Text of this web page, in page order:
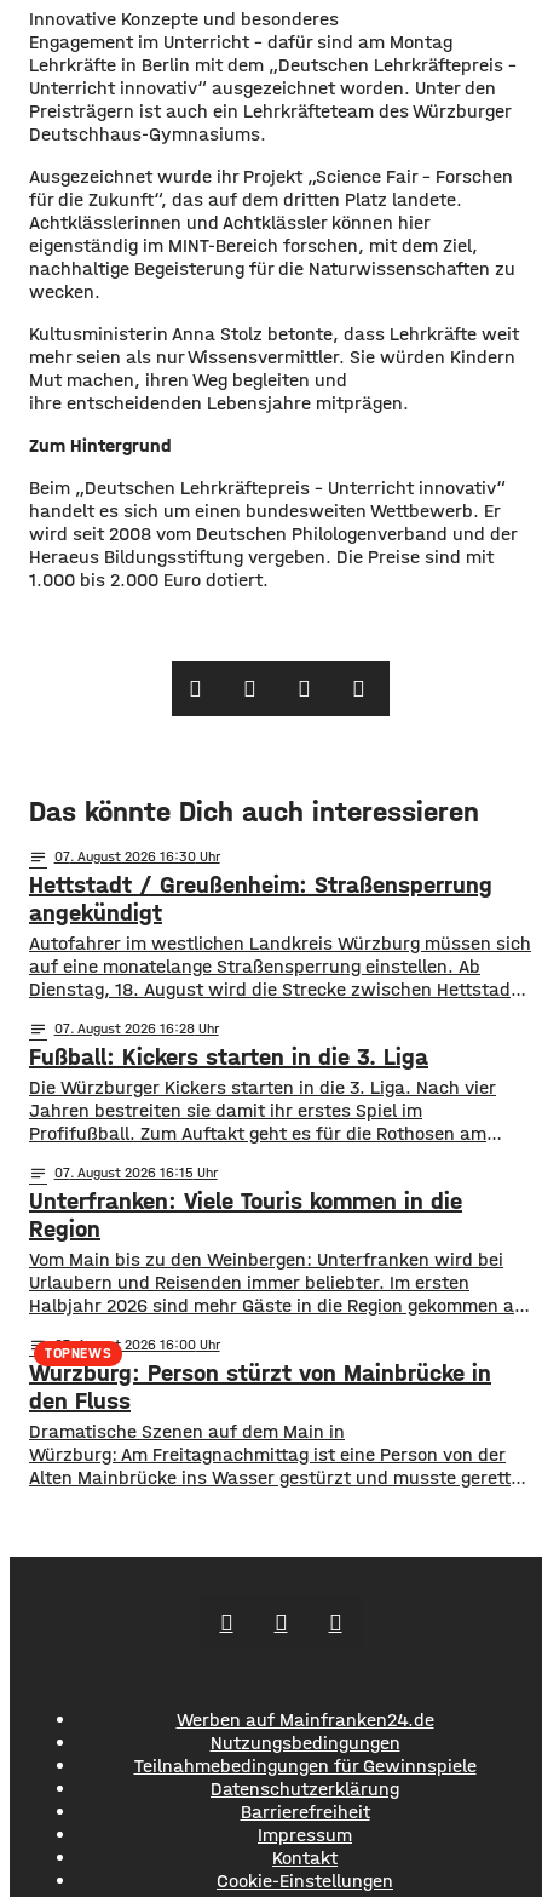
Innovative Konzepte und besonderes
Engagement im Unterricht – dafür sind am Montag
Lehrkräfte in Berlin mit dem „Deutschen Lehrkräftepreis –
Unterricht innovativ“ ausgezeichnet worden. Unter den
Preisträgern ist auch ein Lehrkräfteteam des Würzburger
Deutschhaus-Gymnasiums.
Ausgezeichnet wurde ihr Projekt „Science Fair – Forschen
für die Zukunft“, das auf dem dritten Platz landete.
Achtklässlerinnen und Achtklässler können hier
eigenständig im MINT-Bereich forschen, mit dem Ziel,
nachhaltige Begeisterung für die Naturwissenschaften zu
wecken.
Kultusministerin Anna Stolz betonte, dass Lehrkräfte weit
mehr seien als nur Wissensvermittler. Sie würden Kindern
Mut machen, ihren Weg begleiten und
ihre entscheidenden Lebensjahre mitprägen.
Zum Hintergrund
Beim „Deutschen Lehrkräftepreis – Unterricht innovativ“
handelt es sich um einen bundesweiten Wettbewerb. Er
wird seit 2008 vom Deutschen Philologenverband und der
Heraeus Bildungsstiftung vergeben. Die Preise sind mit
1.000 bis 2.000 Euro dotiert.
Das könnte Dich auch interessieren
notes 07. August 2026 16:30
Hettstadt / Greußenheim: Straßensperrung
angekündigt
Autofahrer im westlichen Landkreis Würzburg müssen sich
auf eine monatelange Straßensperrung einstellen. Ab
Dienstag, 18. August wird die Strecke zwischen Hettstadt
Staatliche Bauamt an. Die Fahrbahn muss erneuert
werden, sie weist Verdrückungen, Abbrüche, Risse und
gebrochene Fahrbahnränder auf. Auch die Entwässerung
muss erneuert werden. Die Arbeiten seien unter
notes 07. August 2026 16:28
Fußball: Kickers starten in die 3. Liga
Die Würzburger Kickers starten in die 3. Liga. Nach vier
Jahren bestreiten sie damit ihr erstes Spiel im
Profifußball. Zum Auftakt geht es für die Rothosen am
Kickers sich als Neuling in der Liga ihren Platz suchen
müssen, sind die „Schanzer“ bereits seit vier Saisons in
der 3.
notes 07. August 2026 16:15
Unterfranken: Viele Touris kommen in die
Region
Vom Main bis zu den Weinbergen: Unterfranken wird bei
Urlaubern und Reisenden immer beliebter. Im ersten
Halbjahr 2026 sind mehr Gäste in die Region gekommen als
Landesamts für Statistik hervorgeht, sind zwischen
Januar und Juni über 1,3 Millionen Menschen hier
angekommen, ein Plus von 2,8 Prozent. ​Außerdem
TOPNEWS
notes 07. August 2026 16:00
Würzburg: Person stürzt von Mainbrücke in
den Fluss
​​Dramatische Szenen auf dem Main in
Würzburg: Am Freitagnachmittag ist eine Person von der
Alten Mainbrücke ins Wasser gestürzt und musste gerettet
möglich an Land gebracht
Werben auf Mainfranken24.de
Nutzungsbedingungen
Teilnahmebedingungen für Gewinnspiele
Datenschutzerklärung
Barrierefreiheit
Impressum
Kontakt
Cookie-Einstellungen